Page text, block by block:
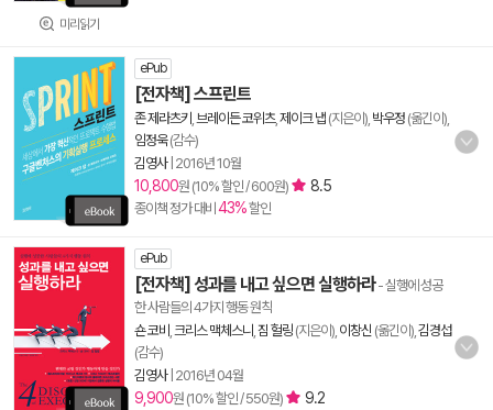
미리읽기
ePub
[전자책] 스프린트
존 제라츠키 브레이든 코위츠, 제이크 냅 (지은이), 박우정 (옮긴이),
임정욱(감수)
김영사| 2016년 10월
10,800원 (10% 할인 / 600원) 8.5
종이책 정가 대비 43%할인
ePub
[전자책] 성과를 내고 싶으면 실행하라- 실행에 성공
한 사람들의 4가지 행동 원칙
숀 코비 크리스 맥체스니 짐 헐링 (지은이), 이창신 (옮긴이), 김경섭
(감수)
김영사| 2016년 04월
9,900원 (10% 할인 / 550원) 9.2